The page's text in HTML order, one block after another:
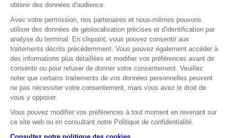
, 25 %
C’est la baisse des taux annoncée par la BCE le 12 décembre
2024, faisant revenir l’ensemble de ses taux entre 3.00 et 3.40,
un niveau non atteint depuis 2023. « Le processus de
désinflation est en bonne voie », a déclaré l’institution.
Source : La finance pour tous & le site officiel de la BCE
C’était l’objectif de croissance de la Chine, annoncé par son
obtenir des données d'audience.
Avec votre permission, nos partenaires et nous-mêmes pouvons
utiliser des données de géolocalisation précises et d'identification par
analyse du terminal. En cliquant, vous pouvez consentir aux
traitements décrits précédemment. Vous pouvez également accéder à
des informations plus détaillées et modifier vos préférences avant de
consentir ou pour refuser de donner votre consentement. Veuillez
noter que certains traitements de vos données personnelles peuvent
ne pas nécessiter votre consentement, mais vous avez le droit de
vous y opposer.
Vous pouvez modifier vos préférences à tout moment en revenant sur
ce site web ou en consultant notre Politique de confidentialité.
Consultez notre politique des cookies